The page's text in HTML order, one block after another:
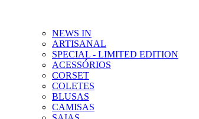
NEWS IN
ARTISANAL
SPECIAL - LIMITED EDITION
ACESSÓRIOS
CORSET
COLETES
BLUSAS
CAMISAS